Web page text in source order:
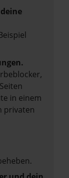
in einem
privaten